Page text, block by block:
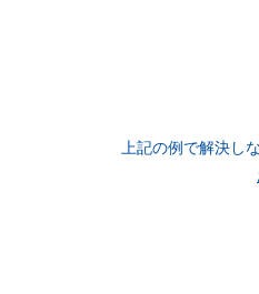
上記の例で解決し